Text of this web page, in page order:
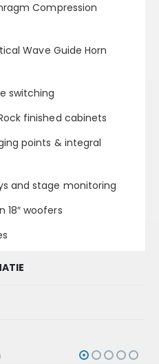
Compression
Wave Guide Horn
switching
finished cabinets
points & integral
and stage monitoring
18″ woofers